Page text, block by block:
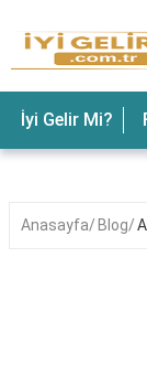
İyi Gelir Mi?
Anasayfa Blog